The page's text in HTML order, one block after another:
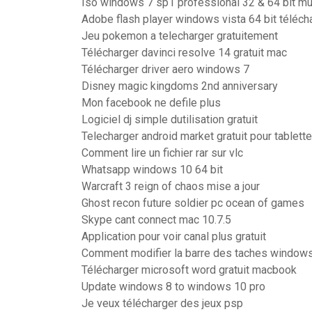
Adobe flash player windows vista 64 bit
Jeu pokemon a telecharger gratuitement
Télécharger davinci resolve 14 gratuit mac
Télécharger driver aero windows 7
Disney magic kingdoms 2nd anniversary
Mon facebook ne defile plus
Logiciel dj simple dutilisation gratuit
Telecharger android market gratuit pour tablette
Comment lire un fichier rar sur vlc
Whatsapp windows 10 64 bit
Warcraft 3 reign of chaos mise a jour
Ghost recon future soldier pc ocean of games
Skype cant connect mac 10.7.5
Application pour voir canal plus gratuit
Comment modifier la barre des taches
Télécharger microsoft word gratuit macbook
Update windows 8 to windows 10 pro
Je veux télécharger des jeux psp